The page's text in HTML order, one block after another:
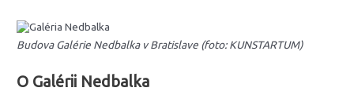
Budova Galérie Nedbalka v Bratislave (foto: KUNSTARTUM)
O Galérii Nedbalka